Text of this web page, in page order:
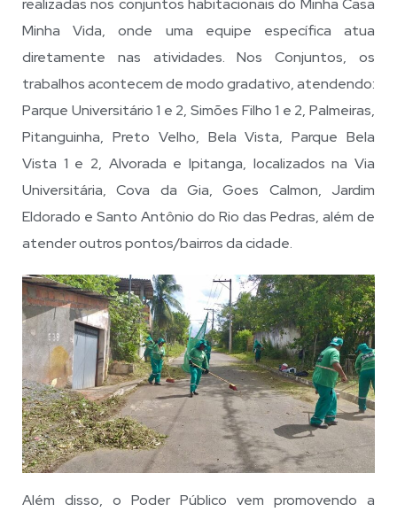
realizadas nos conjuntos habitacionais do Minha Casa
Minha Vida, onde uma equipe específica atua
diretamente nas atividades. Nos Conjuntos, os
trabalhos acontecem de modo gradativo, atendendo:
Parque Universitário 1 e 2, Simões Filho 1 e 2, Palmeiras,
Pitanguinha, Preto Velho, Bela Vista, Parque Bela
Vista 1 e 2, Alvorada e Ipitanga, localizados na Via
Universitária, Cova da Gia, Goes Calmon, Jardim
Eldorado e Santo Antônio do Rio das Pedras, além de
atender outros pontos/bairros da cidade.
Além disso, o Poder Público vem promovendo a